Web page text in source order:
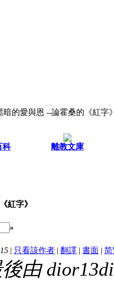
暗的愛與恩 --論霍桑的《紅字
科 離教文庫
紅字》
»
| 只看該作者 | 翻譯 | 書面 | 简
由